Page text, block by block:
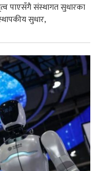
पाएसँगै संस्थागत सुधारका
सुधार,